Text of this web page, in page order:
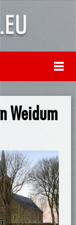
Weidum